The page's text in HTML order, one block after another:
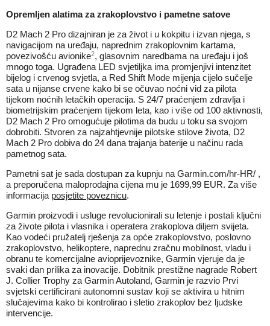
Opremljen alatima za zrakoplovstvo i pametne satove
D2 Mach 2 Pro dizajniran je za život i u kokpitu i izvan njega, s
navigacijom na uređaju, naprednim zrakoplovnim kartama,
povezivošću avionike2, glasovnim naredbama na uređaju i još
mnogo toga. Ugrađena LED svjetiljka ima promjenjivi intenzitet
bijelog i crvenog svjetla, a Red Shift Mode mijenja cijelo sučelje
sata u nijanse crvene kako bi se očuvao noćni vid za pilota
tijekom noćnih letačkih operacija. S 24/7 praćenjem zdravlja i
biometrijskim praćenjem tijekom leta, kao i više od 100 aktivnosti,
D2 Mach 2 Pro omogućuje pilotima da budu u toku sa svojom
dobrobiti. Stvoren za najzahtjevnije pilotske stilove života, D2
Mach 2 Pro dobiva do 24 dana trajanja baterije u načinu rada
pametnog sata.
Pametni sat je sada dostupan za kupnju na Garmin.com/hr-HR/ ,
a preporučena maloprodajna cijena mu je 1699,99 EUR. Za više
informacija posjetite poveznicu.
Garmin proizvodi i usluge revolucionirali su letenje i postali ključni
za živote pilota i vlasnika i operatera zrakoplova diljem svijeta.
Kao vodeći pružatelj rješenja za opće zrakoplovstvo, poslovno
zrakoplovstvo, helikoptere, naprednu zračnu mobilnost, vladu i
obranu te komercijalne avioprijevoznike, Garmin vjeruje da je
svaki dan prilika za inovacije. Dobitnik prestižne nagrade Robert
J. Collier Trophy za Garmin Autoland, Garmin je razvio Prvi
svjetski certificirani autonomni sustav koji se aktivira u hitnim
slučajevima kako bi kontrolirao i sletio zrakoplov bez ljudske
intervencije.